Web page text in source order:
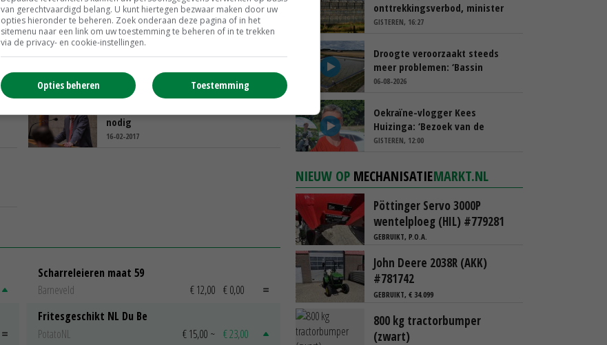
nodig
16-02-2017
Scharreleieren maat 59
Barneveld
€ 12,00 € 0,00
Fritesgeschikt NL Du Be
PotatoNL
€ 15,00 ~ € 23,00
onttrekkingsverbod, minister
spreekt van ‘ondernemersrisico’
GISTEREN, 16:27
Droogte veroorzaakt steeds
meer problemen: ‘Bassin
afgelopen week al leeg’
06-08-2026
Oekraïne-vlogger Kees
Huizinga: ‘Bezoek van de
ambassade mag zelf groente
GISTEREN, 12:00
NIEUW OP MECHANISATIEMARKT.NL
Pöttinger Servo 3000P
wentelploeg (HIL) #779281
GEBRUIKT, P.O.A.
John Deere 2038R (AKK)
#781742
GEBRUIKT, € 34.099
800 kg tractorbumper
(zwart)
van gerechtvaardigd belang. U kunt hiertegen bezwaar maken door uw
opties hieronder te beheren. Zoek onderaan deze pagina of in het
sitemenu naar een link om uw toestemming te beheren of in te trekken
via de privacy- en cookie-instellingen.
Toestemming
Opties beheren